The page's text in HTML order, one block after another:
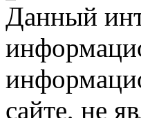
Данный
сайте, не